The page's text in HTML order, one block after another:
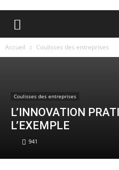
Accueil Coulisses des entreprises
Coulisses des entreprises
L’INNOVATION
L’EXEMPLE
941